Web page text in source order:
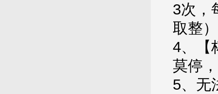
3次，
取整
4、【
莫停
5、无